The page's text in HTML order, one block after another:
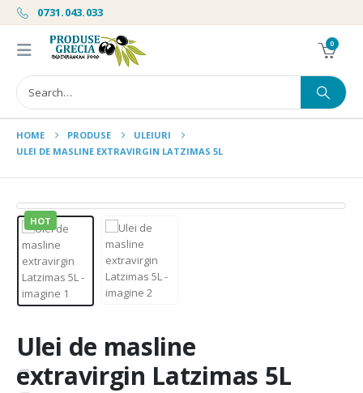
0731.043.033
0
HOME PRODUSE
ULEIURI
ULEI DE MASLINE EXTRAVIRGIN LATZIMAS 5L
HOT
Ulei de masline
extravirgin Latzimas 5L